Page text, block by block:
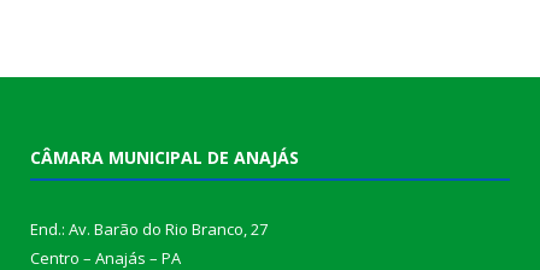
CÂMARA MUNICIPAL DE ANAJÁS
End.: Av. Barão do Rio Branco, 27
Centro – Anajás – PA